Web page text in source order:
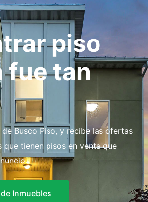
piso
fue tan
Busco Piso, y recibe las ofertas
tienen pisos en venta que
Inmuebles